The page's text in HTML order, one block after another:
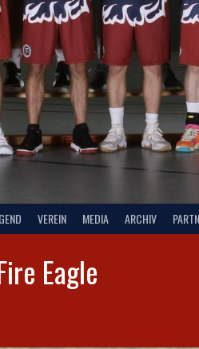
VEREIN MEDIA ARCHIV
Eagle